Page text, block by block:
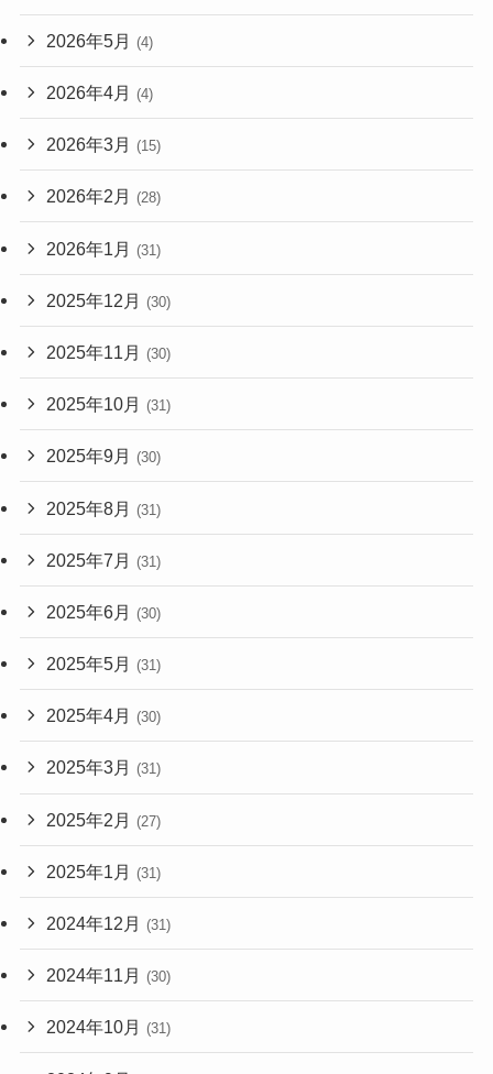
2026年5月 (4)
2026年4月 (4)
2026年3月 (15)
2026年2月 (28)
2026年1月 (31)
2025年12月 (30)
2025年11月 (30)
2025年10月 (31)
2025年9月 (30)
2025年8月 (31)
2025年7月 (31)
2025年6月 (30)
2025年5月 (31)
2025年4月 (30)
2025年3月 (31)
2025年2月 (27)
2025年1月 (31)
2024年12月 (31)
2024年11月 (30)
2024年10月 (31)